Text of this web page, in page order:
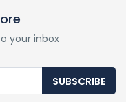
your inbox
SUBSCRIBE